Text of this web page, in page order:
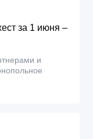
за 1 июня –
и